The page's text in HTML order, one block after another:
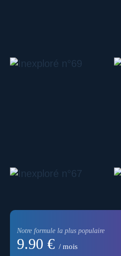
Notre formule la plus populaire
9.90 € / mois